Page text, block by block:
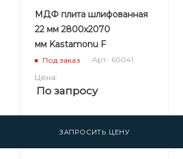
МДФ плита шлифованная
22 мм 2800х2070
мм Kastamonu F
Под заказ Арт.: 60041
Цена:
По запросу
ЗАПРОСИТЬ ЦЕНУ